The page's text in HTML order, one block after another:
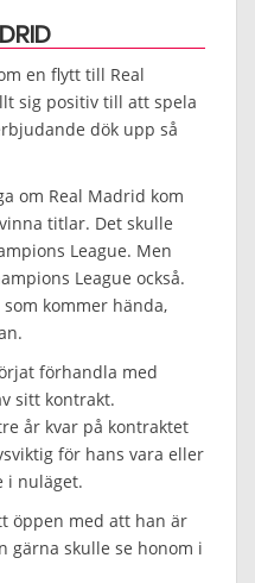
en flytt till Real
sig positiv till att spela
dök upp så
om Real Madrid kom
titlar. Det skulle
League. Men
League också.
kommer hända,
förhandla med
sitt kontrakt.
år kvar på kontraktet
för hans vara eller
i nuläget.
öppen med att han är
gärna skulle se honom i